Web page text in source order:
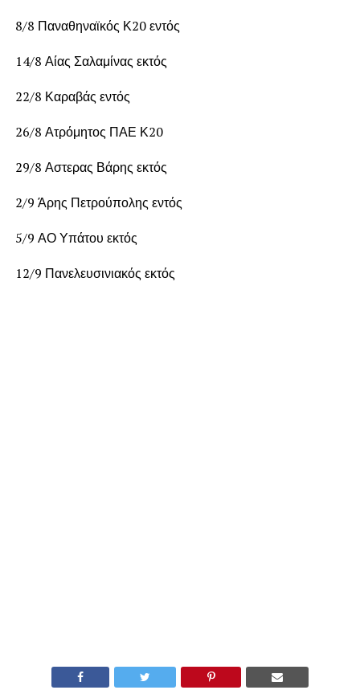
8/8 Παναθηναϊκός Κ20 εντός
14/8 Αίας Σαλαμίνας εκτός
22/8 Καραβάς εντός
26/8 Ατρόμητος ΠΑΕ Κ20
29/8 Αστερας Βάρης εκτός
2/9 Άρης Πετρούπολης εντός
5/9 ΑΟ Υπάτου εκτός
12/9 Πανελευσινιακός εκτός